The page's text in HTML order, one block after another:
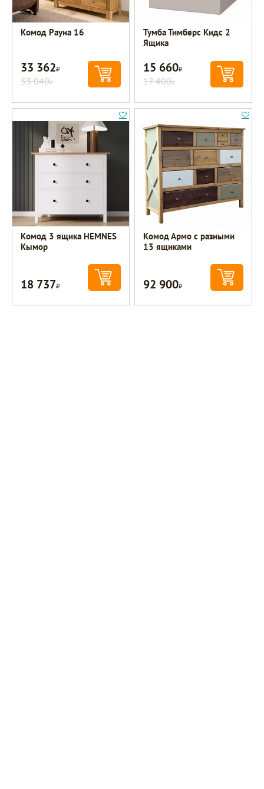
Комод Рауна 16
33 362Р
53 040Р
Тумба Тимберс Кидс 2
Ящика
15 660Р
17 400Р
Комод 3 ящика HEMNES
Кымор
18 737Р
Комод Армо с разными
13 ящиками
92 900Р